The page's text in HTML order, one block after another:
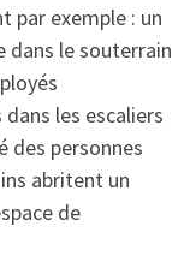
par exemple : un
le souterrain
les escaliers
des personnes
abritent un
de